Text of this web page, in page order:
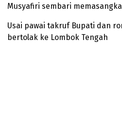
Musyafiri sembari
Usai pawai takruf Bupati dan
bertolak ke Lombok Tengah